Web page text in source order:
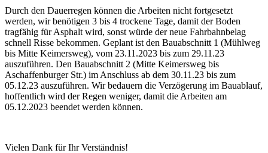
Durch den Dauerregen können die Arbeiten nicht fortgesetzt
werden, wir benötigen 3 bis 4 trockene Tage, damit der Boden
tragfähig für Asphalt wird, sonst würde der neue Fahrbahnbelag
schnell Risse bekommen. Geplant ist den Bauabschnitt 1 (Mühlweg
bis Mitte Keimersweg), vom 23.11.2023 bis zum 29.11.23
auszuführen. Den Bauabschnitt 2 (Mitte Keimersweg bis
Aschaffenburger Str.) im Anschluss ab dem 30.11.23 bis zum
05.12.23 auszuführen. Wir bedauern die Verzögerung im Bauablauf,
hoffentlich wird der Regen weniger, damit die Arbeiten am
05.12.2023 beendet werden können.
Vielen Dank für Ihr Verständnis!